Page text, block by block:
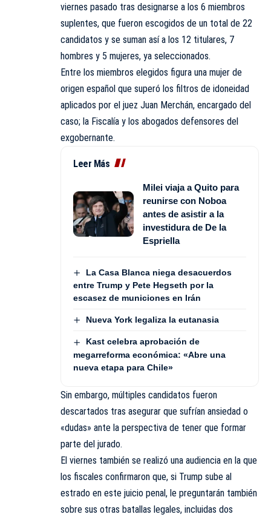
viernes pasado tras designarse a los 6 miembros
suplentes, que fueron escogidos de un total de 22
candidatos y se suman así a los 12 titulares, 7
hombres y 5 mujeres, ya seleccionados.
Entre los miembros elegidos figura una mujer de
origen español que superó los filtros de idoneidad
aplicados por el juez Juan Merchán, encargado del
caso; la Fiscalía y los abogados defensores del
exgobernante.
Leer Más
Milei viaja a Quito para
reunirse con Noboa
antes de asistir a la
investidura de De la
Espriella
La Casa Blanca niega desacuerdos
entre Trump y Pete Hegseth por la
escasez de municiones en Irán
Nueva York legaliza la eutanasia
Kast celebra aprobación de
megarreforma económica: «Abre una
nueva etapa para Chile»
Sin embargo, múltiples candidatos fueron
descartados tras asegurar que sufrían ansiedad o
«dudas» ante la perspectiva de tener que formar
parte del jurado.
El viernes también se realizó una audiencia en la que
los fiscales confirmaron que, si Trump sube al
estrado en este juicio penal, le preguntarán también
sobre sus otras batallas legales, incluidas dos